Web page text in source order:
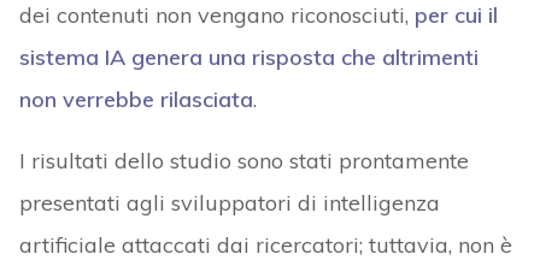
dei contenuti non vengano riconosciuti, per cui il
sistema IA genera una risposta che altrimenti
non verrebbe rilasciata.
I risultati dello studio sono stati prontamente
presentati agli sviluppatori di intelligenza
artificiale attaccati dai ricercatori; tuttavia, non è